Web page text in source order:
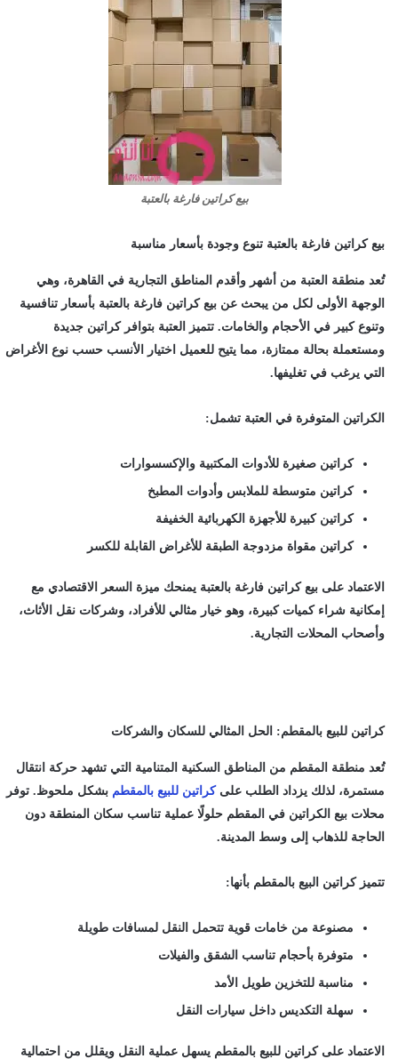
بيع كراتين فارغة بالعتبة
بيع كراتين فارغة بالعتبة تنوع وجودة بأسعار مناسبة
تُعد منطقة العتبة من أشهر وأقدم المناطق التجارية في القاهرة، وهي
الوجهة الأولى لكل من يبحث عن بيع كراتين فارغة بالعتبة بأسعار تنافسية
وتنوع كبير في الأحجام والخامات. تتميز العتبة بتوافر كراتين جديدة
ومستعملة بحالة ممتازة، مما يتيح للعميل اختيار الأنسب حسب نوع الأغراض
التي يرغب في تغليفها.
الكراتين المتوفرة في العتبة تشمل:
كراتين صغيرة للأدوات المكتبية والإكسسوارات
كراتين متوسطة للملابس وأدوات المطبخ
كراتين كبيرة للأجهزة الكهربائية الخفيفة
كراتين مقواة مزدوجة الطبقة للأغراض القابلة للكسر
الاعتماد على بيع كراتين فارغة بالعتبة يمنحك ميزة السعر الاقتصادي مع
إمكانية شراء كميات كبيرة، وهو خيار مثالي للأفراد، وشركات نقل الأثاث،
وأصحاب المحلات التجارية.
كراتين للبيع بالمقطم: الحل المثالي للسكان والشركات
تُعد منطقة المقطم من المناطق السكنية المتنامية التي تشهد حركة انتقال
مستمرة، لذلك يزداد الطلب علىكراتين للبيع بالمقطم بشكل ملحوظ. توفر
محلات بيع الكراتين في المقطم حلولًا عملية تناسب سكان المنطقة دون
الحاجة للذهاب إلى وسط المدينة.
تتميز كراتين البيع بالمقطم بأنها:
مصنوعة من خامات قوية تتحمل النقل لمسافات طويلة
متوفرة بأحجام تناسب الشقق والفيلات
مناسبة للتخزين طويل الأمد
سهلة التكديس داخل سيارات النقل
الاعتماد علىكراتين للبيع بالمقطم يسهل عملية النقل ويقلل من احتمالية